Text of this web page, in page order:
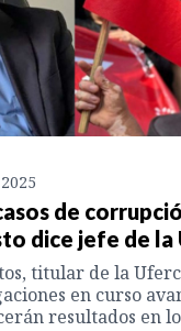
de
dice jefe de
titular de la
en curso
resultados en